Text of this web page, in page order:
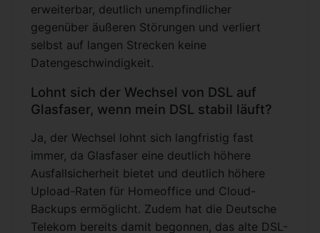
erweiterbar, deutlich unempfindlicher
gegenüber äußeren Störungen und verliert
selbst auf langen Strecken keine
Datengeschwindigkeit.
Lohnt sich der Wechsel von DSL auf
Glasfaser, wenn mein DSL stabil läuft?
Ja, der Wechsel lohnt sich langfristig fast
immer, da Glasfaser eine deutlich höhere
Ausfallsicherheit bietet und deutlich höhere
Upload-Raten für Homeoffice und Cloud-
Backups ermöglicht. Zudem hat die Deutsche
Telekom bereits damit begonnen, das alte DSL-